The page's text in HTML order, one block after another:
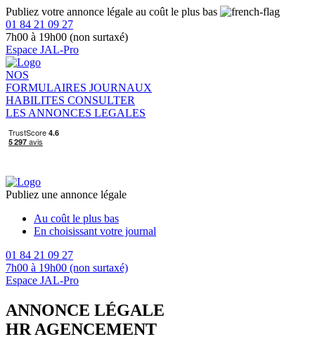
Publiez votre annonce légale au coût le plus bas
01 84 21 09 27
7h00 à 19h00 (non surtaxé)
Espace JAL-Pro
NOS
FORMULAIRES JOURNAUX
HABILITES CONSULTER
LES ANNONCES LEGALES
Publiez une annonce légale
Au coût le plus bas
En choisissant votre journal
01 84 21 09 27
7h00 à 19h00 (non surtaxé)
Espace JAL-Pro
ANNONCE LÉGALE
HR AGENCEMENT